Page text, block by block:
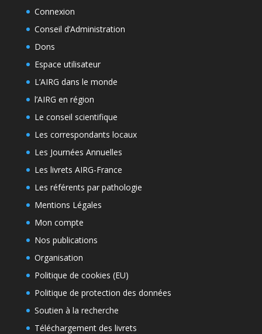
Connexion
Conseil d’Administration
Dons
Espace utilisateur
L’AIRG dans le monde
l’AIRG en région
Le conseil scientifique
Les correspondants locaux
Les Journées Annuelles
Les livrets AIRG-France
Les référents par pathologie
Mentions Légales
Mon compte
Nos publications
Organisation
Politique de cookies (EU)
Politique de protection des données
Soutien à la recherche
Téléchargement des livrets